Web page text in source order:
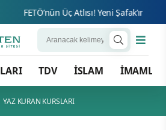
TDV İSLAM İMAMLAR
YAZ KURAN KURSLARI